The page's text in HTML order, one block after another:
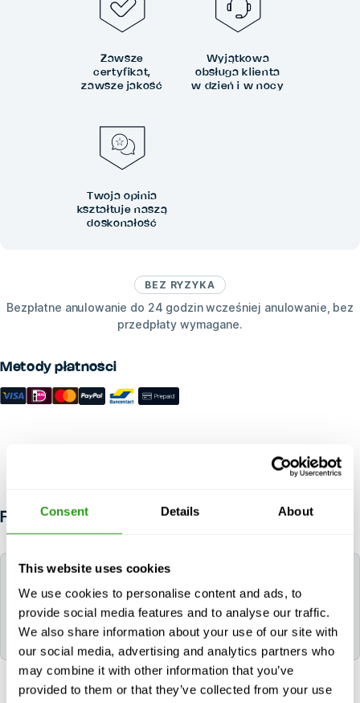
Consent Details About
This website uses cookies
We use cookies to personalise content and ads, to
provide social media features and to analyse our traffic.
We also share information about your use of our site with
our social media, advertising and analytics partners who
may combine it with other information that you’ve
provided to them or that they’ve collected from your use
BEZ RYZYKA
Bezpłatne anulowanie do 24 godzin wcześniej anulowanie, bez
przedpłaty wymagane.
Metody płatności
Zawsze
certyfikat,
zawsze jakość
Wyjątkowa
obsługa klienta
w dzień i w nocy
Twoja opinia
kształtuje naszą
doskonałość
FAQ
Jaki język jest używany podczas kursu?
Wszystkie kursy FMTC są prowadzone w języku
angielskim.